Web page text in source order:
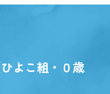
よこ組・０歳